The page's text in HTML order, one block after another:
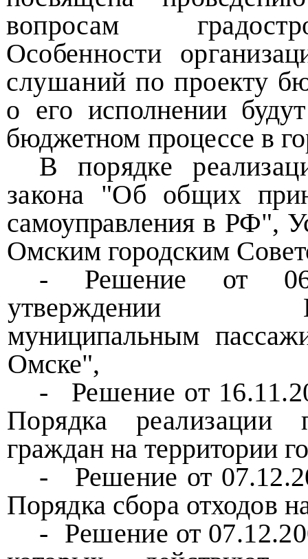
вопросам
Особенности
слушаний по проекту
о егоисполнении
бюджетном процессе в
В порядке
закона "Об общих
самоуправления в РФ",
Омским городским
- Решение от
утверждении
муниципальным
Омске",
-
Решение от
Порядка реализации
граждан на территории
-
Решение от
Порядка сбора отходов
- Решение от